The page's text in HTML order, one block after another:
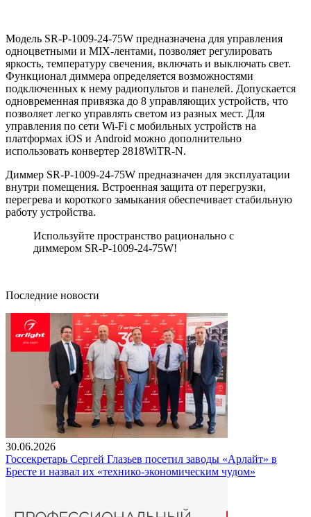
Модель SR-P-1009-24-75W предназначена для управления
одноцветными и MIX-лентами, позволяет регулировать
яркость, температуру свечения, включать и выключать свет.
Функционал диммера определяется возможностями
подключенных к нему радиопультов и панелей. Допускается
одновременная привязка до 8 управляющих устройств, что
позволяет легко управлять светом из разных мест. Для
управления по сети Wi-Fi с мобильных устройств на
платформах iOS и Android можно дополнительно
использовать конвертер 2818WiTR-N.
Диммер SR-P-1009-24-75W предназначен для эксплуатации
внутри помещения. Встроенная защита от перегрузки,
перегрева и короткого замыкания обеспечивает стабильную
работу устройства.
Используйте пространство рационально с
диммером SR-P-1009-24-75W!
Последние новости
30.06.2026
Госсекретарь Сергей Глазьев посетил заводы «Арлайт» в
Бресте и назвал их «технико-экономическим чудом»